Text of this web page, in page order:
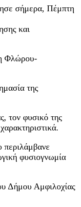
σήμερα, Πέμπτη
και
Φλώρου-
της
τον φυσικό της
περιλάμβανε
φυσιογνωμία
Δήμου Αμφιλοχίας